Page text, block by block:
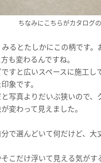
ちなみにこちらがカタログ
るとたしかにこの柄です。
も変わるんですね。
ですと広いスペースに施工し
象です。
と写真よりだいぶ狭いので、
変わって見えました。
で選んどいて何だけど、大
こだけ浮いて見える気がす